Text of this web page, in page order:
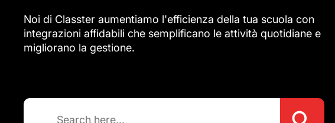
Noi di Classter aumentiamo l'efficienza della tua scuola con
integrazioni affidabili che semplificano le attività quotidiane e
migliorano la gestione.
Search
Search Button